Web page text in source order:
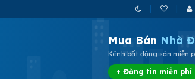
Mua Bán Nhà
Kênh bất động sản miễn
+ Đăng tin miễn phí